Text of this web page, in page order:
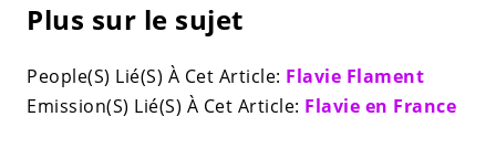
Plus sur le sujet
People(S) Lié(S) À Cet Article: Flavie Flament
Emission(S) Lié(S) À Cet Article: Flavie en France